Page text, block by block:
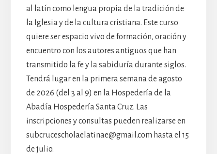
al latín como lengua propia de la tradición de
la Iglesia y de la cultura cristiana. Este curso
quiere ser espacio vivo de formación, oración y
encuentro con los autores antiguos que han
transmitido la fe y la sabiduría durante siglos.
Tendrá lugar en la primera semana de agosto
de 2026 (del 3 al 9) en la Hospedería de la
Abadía Hospedería Santa Cruz. Las
inscripciones y consultas pueden realizarse en
subcrucescholaelatinae@gmail.com hasta el 15
de julio.